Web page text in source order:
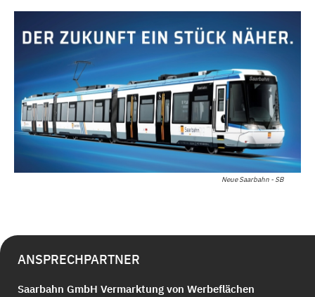
Neue Saarbahn - SB
ANSPRECHPARTNER
Saarbahn GmbH Vermarktung von Werbeflächen